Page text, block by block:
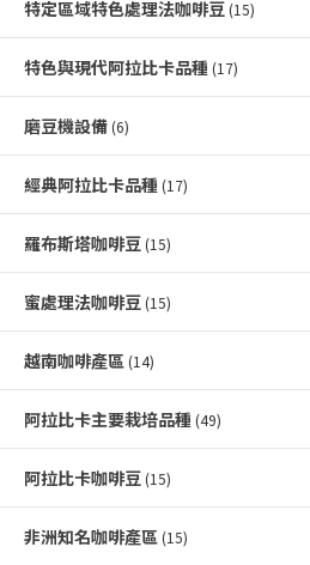
特定區域特色處理法咖啡豆 (15)
特色與現代阿拉比卡品種 (17)
磨豆機設備 (6)
經典阿拉比卡品種 (17)
羅布斯塔咖啡豆 (15)
蜜處理法咖啡豆 (15)
越南咖啡產區 (14)
阿拉比卡主要栽培品種 (49)
阿拉比卡咖啡豆 (15)
非洲知名咖啡產區 (15)